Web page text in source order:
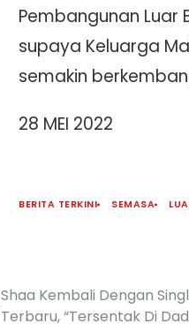
Pembangunan
supaya Keluarga
semakin
28 MEI 2022
BERITA TERKINI SEMASA
Shaa Kembali Dengan
Terbaru, “Tersentak Di